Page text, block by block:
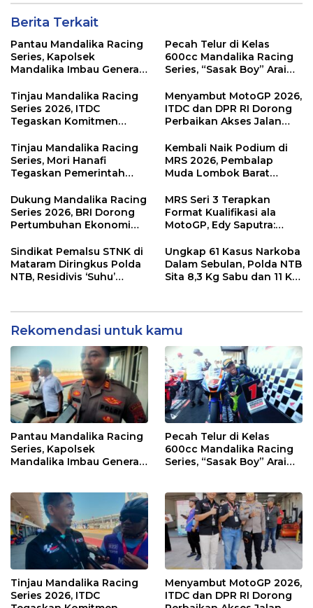
Berita Terkait
Pantau Mandalika Racing
Series, Kapolsek
Mandalika Imbau Generasi
Sirkuit, Bukan Jalan Raya
Pecah Telur di Kelas
600cc Mandalika Racing
Series, “Sasak Boy” Arai
Kemenangan
Tinjau Mandalika Racing
Series 2026, ITDC
Tegaskan Komitmen
Dampak Ekonomi
Kawasan
Menyambut MotoGP 2026,
ITDC dan DPR RI Dorong
Perbaikan Akses Jalan
di KEK Mandalika
Tinjau Mandalika Racing
Series, Mori Hanafi
Tegaskan Pemerintah
NTB
Kembali Naik Podium di
MRS 2026, Pembalap
Muda Lombok Barat
Menuju Tingkat Asia
Dukung Mandalika Racing
Series 2026, BRI Dorong
Pertumbuhan Ekonomi
MRS Seri 3 Terapkan
Format Kualifikasi ala
MotoGP, Edy Saputra:
dan Efektif
Sindikat Pemalsu STNK di
Mataram Diringkus Polda
NTB, Residivis ‘Suhu’
Ungkap 61 Kasus Narkoba
Dalam Sebulan, Polda NTB
Sita 8,3 Kg Sabu dan 11 Kg
Rekomendasi untuk kamu
Pantau Mandalika Racing
Series, Kapolsek
Mandalika Imbau Generasi
Pecah Telur di Kelas
600cc Mandalika Racing
Series, “Sasak Boy” Arai
Tinjau Mandalika Racing
Series 2026, ITDC
Menyambut MotoGP 2026,
ITDC dan DPR RI Dorong